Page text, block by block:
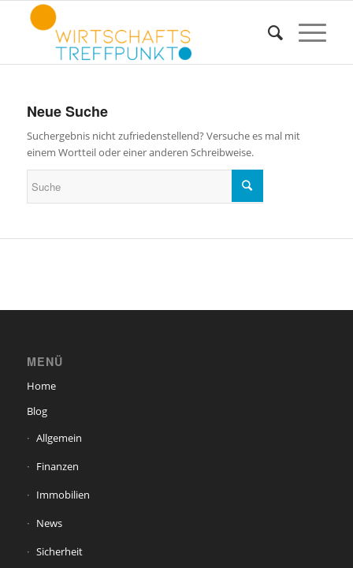
Neue Suche
Suchergebnis nicht zufriedenstellend? Versuche es mal mit
einem Wortteil oder einer anderen Schreibweise.
MENÜ
Home
Blog
Allgemein
Finanzen
Immobilien
News
Sicherheit